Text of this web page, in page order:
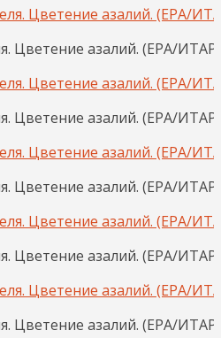
Цветение азалий. (EPA/
Цветение азалий. (EPA/
Цветение азалий. (EPA/
Цветение азалий. (EPA/
Цветение азалий. (EPA/